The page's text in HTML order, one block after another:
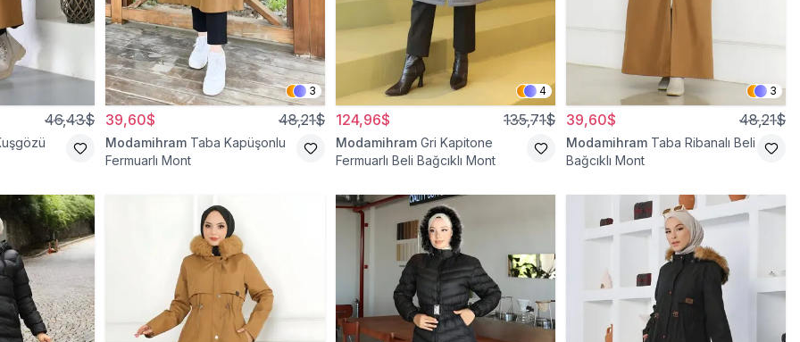
46,43$
3
39,60$ 48,21$
Modamihram Taba Kapüşonlu
Fermuarlı Mont
4
124,96$ 135,71$
Modamihram Gri Kapitone
Fermuarlı Beli Bağcıklı Mont
3
39,60$ 48,21$
Modamihram Taba Ribanalı Beli
Bağcıklı Mont